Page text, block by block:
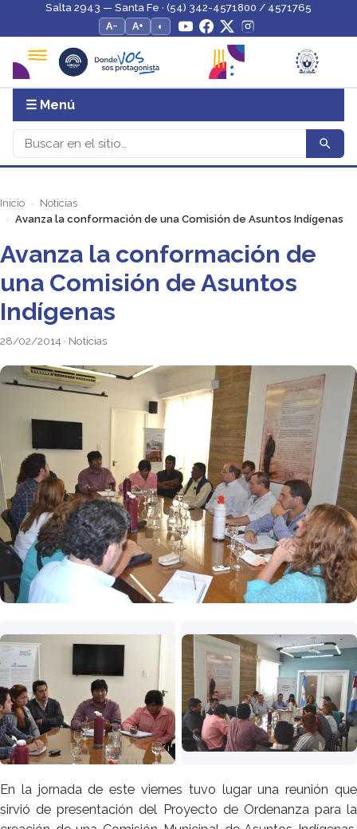
Salta 2943 — Santa Fe · (54) 342-4571800 / 4571765
A−
A+ ◐
☰ Menú
Inicio
Noticias
Avanza la conformación de una Comisión de Asuntos Indígenas
Avanza la conformación de
una Comisión de Asuntos
Indígenas
28/02/2014 · Noticias
En la jornada de este viernes tuvo lugar una reunión que
sirvió de presentación del Proyecto de Ordenanza para la